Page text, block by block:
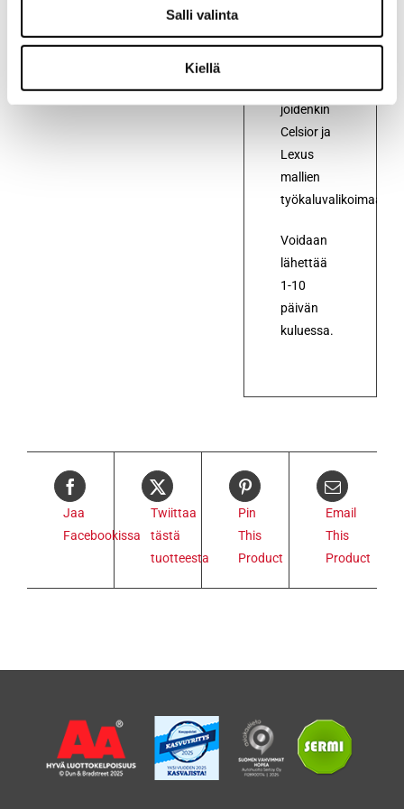
Salli valinta
Kiellä
lamppu
mm.
joidenkin
Celsior ja
Lexus
mallien
työkaluvalikoimaan.
Voidaan
lähettää
1-10
päivän
kuluessa.
Jaa
Facebookissa
Twiittaa
tästä
tuotteesta
Pin
This
Product
Email
This
Product